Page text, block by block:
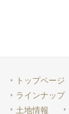
トップページ
ラインナップ
土地情報